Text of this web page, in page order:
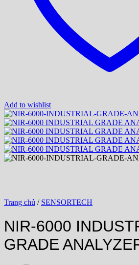
Add to wishlist
Trang chủ / SENSORTECH
NIR-6000
GRADE